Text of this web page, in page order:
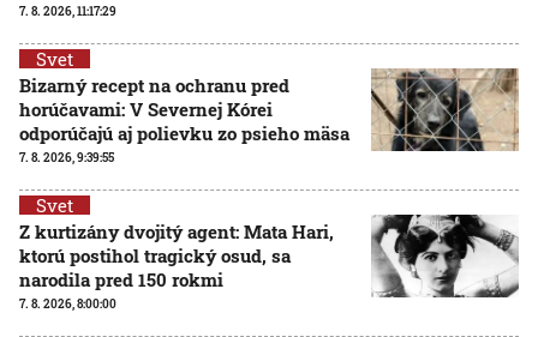
7. 8. 2026, 11:17:29
Svet
Bizarný recept na ochranu pred
horúčavami: V Severnej Kórei
odporúčajú aj polievku zo psieho mäsa
7. 8. 2026, 9:39:55
Svet
Z kurtizány dvojitý agent: Mata Hari,
ktorú postihol tragický osud, sa
narodila pred 150 rokmi
7. 8. 2026, 8:00:00